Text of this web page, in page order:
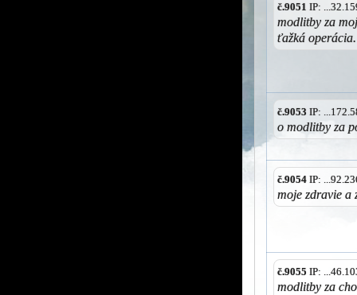
č.9051 IP:
modlitby za
ťažká
č.9053 IP:
o modlitby za
č.9054 IP:
moje zdravie a
č.9055 IP:
modlitby za